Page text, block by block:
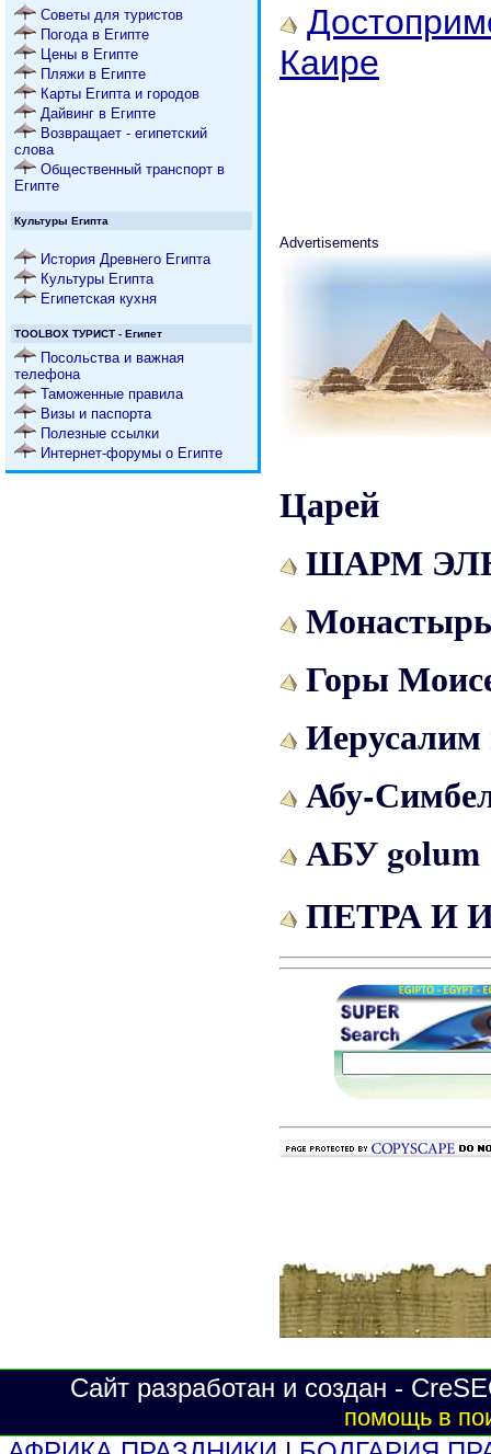
Советы для туристов
Погода в Египте
Цены в Египте
Пляжи в Египте
Карты Египта и городов
Дайвинг в Египте
Возвращает - египетский
слова
Общественный транспорт в
Египте
Культуры Египта
История Древнего Египта
Культуры Египта
Египетская кухня
TOOLBOX ТУРИСТ - Египет
Посольства и важная
телефона
Таможенные правила
Визы и паспорта
Полезные ссылки
Интернет-форумы о Египте
Каире
Advertisements
Царей
ШАРМ
Горы
Абу-
АБУ golum
ПЕТРА И
Сайт разработан и создан -
помощь в